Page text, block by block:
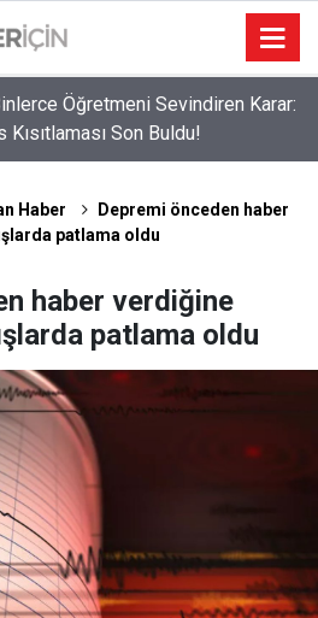
Öğretmeni Sevindiren Karar:
Kısıtlaması Son Buldu!
Personeli Alınıyor!
Haber
Depremi önceden haber
patlama oldu
haber verdiğine
patlama oldu